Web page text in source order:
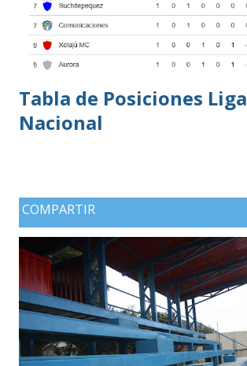
Tabla de Posiciones Liga
Nacional
COMPARTIR